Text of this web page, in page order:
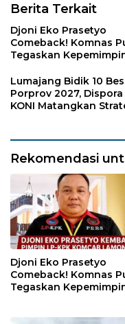
Berita Terkait
Djoni Eko Prasetyo
Comeback! Komnas
Tegaskan
Lumajang Bidik 10
Porprov 2027,
KONI Matangkan
Rekomendasi
Djoni Eko Prasetyo
Comeback! Komnas
Tegaskan